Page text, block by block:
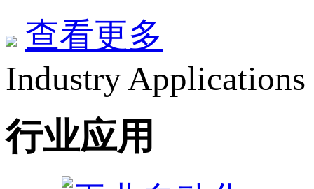
查看更多
Industry Applications
行业应用